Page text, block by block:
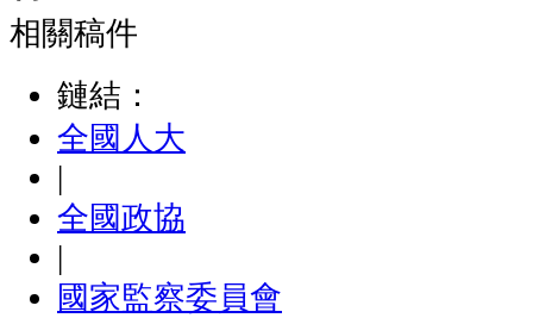
相關稿件
鏈結：
全國人大
|
全國政協
|
國家監察委員會